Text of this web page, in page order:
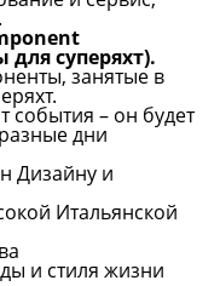
суперяхт).
занятые в
– он будет
дни
Дизайну и
Итальянской
и стиля жизни